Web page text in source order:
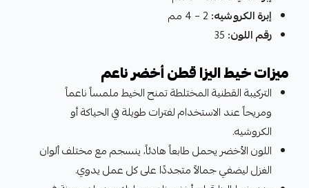
إبرة الكروشيه:
رقم اللون:
ميزات خيط اليزا قطن أخضر ناعم
التركيبة القطنية المختلطة تمنح الخيط ملمساً ناعماً
ومريحاً عند الاستخدام لفترات طويلة في الحياكة أو
الكروشيه.
اللون الأخضر يحمل طابعاً هادئاً، ينسجم مع مختلف ألوان
الغزل ليضفي جمالاً متجددًا على كل عمل يدوي.